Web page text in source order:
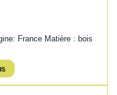
France Matière : bois